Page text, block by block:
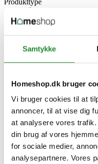
Samtykke
Homeshop.dk bruger
Vi bruger cookies til at
annoncer, til at vise dig
at analysere vores
din brug af vores
for sociale medier,
analysepartnere. Vores
Produkttype
Låge
Serie
Materiale
Termofyr
T180
Wimex A/S
Strandvejen 16, 7800
Danmark
www.wimex.dk
Specifikke referencer
Lev. varenr.
381018081
EAN